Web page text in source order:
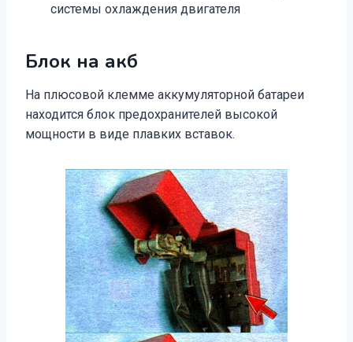
системы охлаждения двигателя
Блок на акб
На плюсовой клемме аккумуляторной батареи
находится блок предохранителей высокой
мощности в виде плавких вставок.